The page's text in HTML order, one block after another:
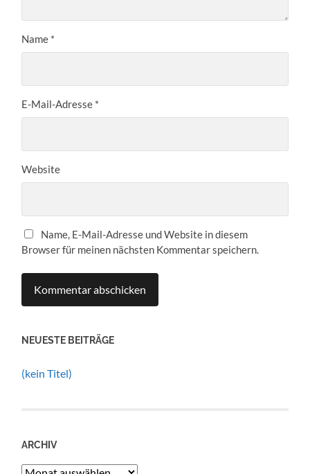
Name *
E-Mail-Adresse *
Website
Name, E-Mail-Adresse und Website in diesem
Browser für meinen nächsten Kommentar speichern.
NEUESTE BEITRÄGE
(kein Titel)
ARCHIV
Archiv